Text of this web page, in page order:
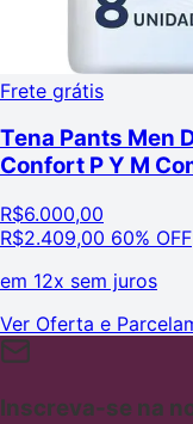
Frete grátis
Tena Pants Men
Confort P Y M
R$6.000,00
R$2.409,00 60% OFF
em 12x sem juros
Ver Oferta e
Inscreva-se na